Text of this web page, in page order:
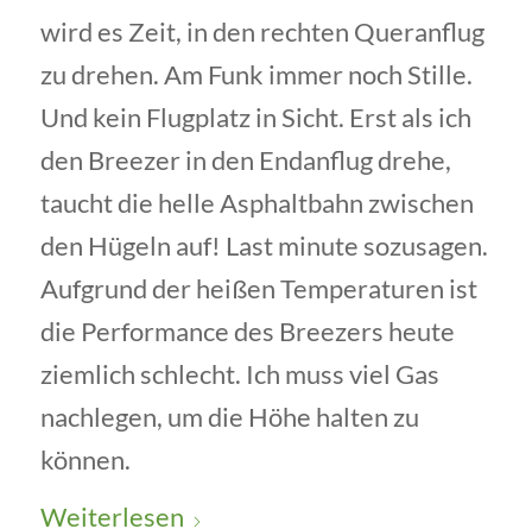
wird es Zeit, in den rechten Queranflug
zu drehen. Am Funk immer noch Stille.
Und kein Flugplatz in Sicht. Erst als ich
den Breezer in den Endanflug drehe,
taucht die helle Asphaltbahn zwischen
den Hügeln auf! Last minute sozusagen.
Aufgrund der heißen Temperaturen ist
die Performance des Breezers heute
ziemlich schlecht. Ich muss viel Gas
nachlegen, um die Höhe halten zu
können.
Weiterlesen